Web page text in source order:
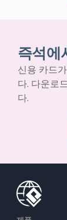
즉석에
신용 카드
다. 다운로
다.